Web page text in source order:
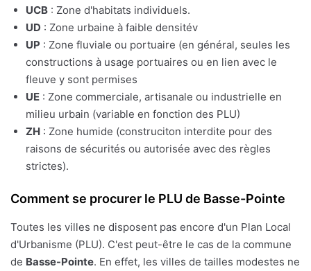
UCB : Zone d'habitats individuels.
UD : Zone urbaine à faible densitév
UP : Zone fluviale ou portuaire (en général, seules les
constructions à usage portuaires ou en lien avec le
fleuve y sont permises
UE : Zone commerciale, artisanale ou industrielle en
milieu urbain (variable en fonction des PLU)
ZH : Zone humide (construciton interdite pour des
raisons de sécurités ou autorisée avec des règles
strictes).
Comment se procurer le PLU de Basse-Pointe
Toutes les villes ne disposent pas encore d'un Plan Local
d'Urbanisme (PLU). C'est peut-être le cas de la commune
de Basse-Pointe. En effet, les villes de tailles modestes ne